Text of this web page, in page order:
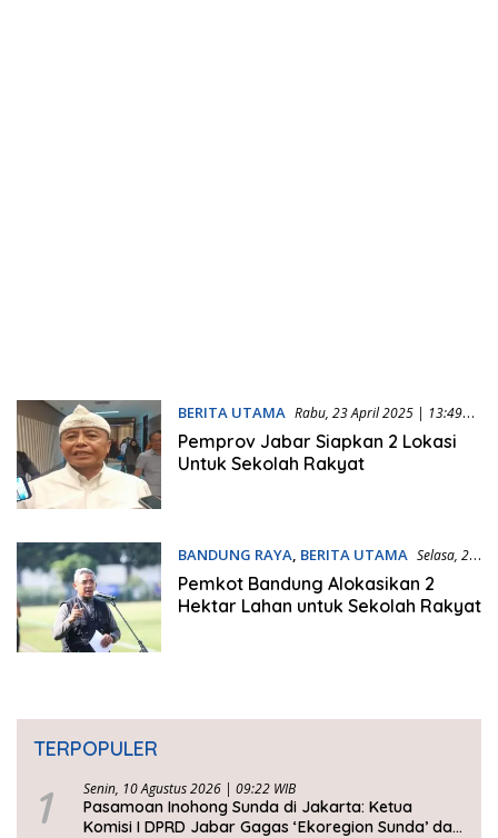
BERITA UTAMA Rabu, 23 April 2025 | 13:49
WIB
Pemprov Jabar Siapkan 2 Lokasi
Untuk Sekolah Rakyat
BANDUNG RAYA, BERITA UTAMA Selasa, 22
April 2025 | 00:56 WIB
Pemkot Bandung Alokasikan 2
Hektar Lahan untuk Sekolah Rakyat
TERPOPULER
1 Senin, 10 Agustus 2026 | 09:22 WIB
Pasamoan Inohong Sunda di Jakarta: Ketua
Komisi I DPRD Jabar Gagas ‘Ekoregion Sunda’ dan